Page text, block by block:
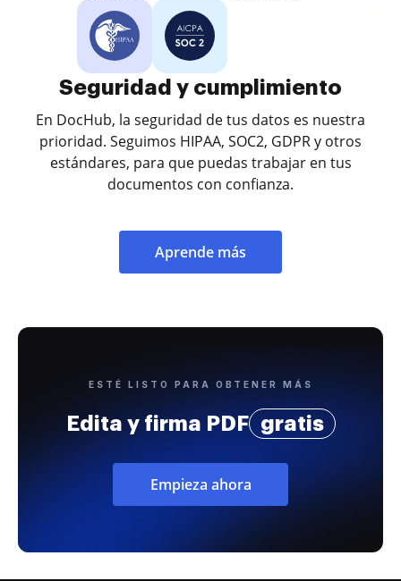
Seguridad y cumplimiento
En DocHub, la seguridad de tus datos es nuestra
prioridad. Seguimos HIPAA, SOC2, GDPR y otros
estándares, para que puedas trabajar en tus
documentos con confianza.
Aprende más
ESTÉ LISTO PARA OBTENER MÁS
Edita y firma PDF gratis
Empieza ahora